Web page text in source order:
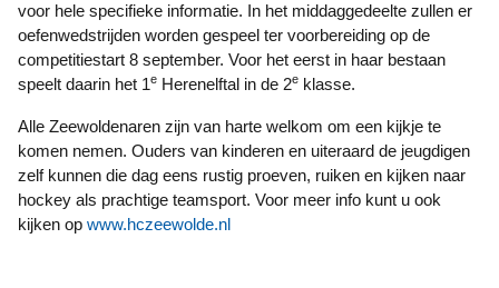
voor hele specifieke informatie. In het middaggedeelte zullen er
oefenwedstrijden worden gespeel ter voorbereiding op de
competitiestart 8 september. Voor het eerst in haar bestaan
speelt daarin het 1e Herenelftal in de 2e klasse.
Alle Zeewoldenaren zijn van harte welkom om een kijkje te
komen nemen. Ouders van kinderen en uiteraard de jeugdigen
zelf kunnen die dag eens rustig proeven, ruiken en kijken naar
hockey als prachtige teamsport. Voor meer info kunt u ook
kijken op www.hczeewolde.nl